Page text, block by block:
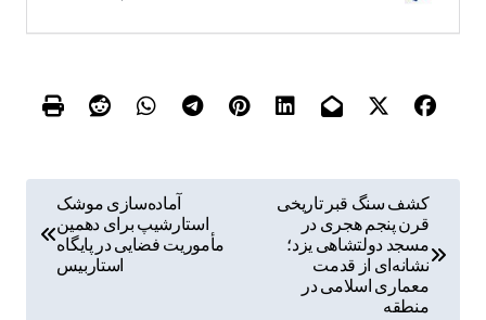
کشف سنگ قبر تاریخی
قرن پنجم هجری در
مسجد دولتشاهی یزد؛
نشانه‌ای از قدمت
معماری اسلامی در
منطقه
آماده‌سازی موشک
استارشیپ برای دهمین
مأموریت فضایی در پایگاه
استاربیس